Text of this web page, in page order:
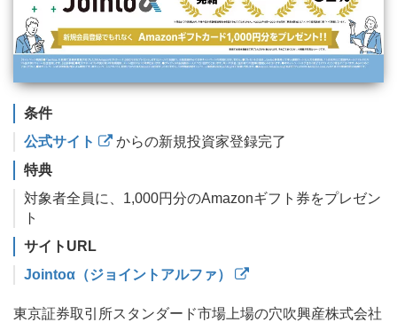
条件
公式サイト
からの新規投資家登録完了
特典
対象者全員に、1,000円分のAmazonギフト券をプレゼン
ト
サイトURL
Jointoα（ジョイントアルファ）
東京証券取引所スタンダード市場上場の穴吹興産株式会社